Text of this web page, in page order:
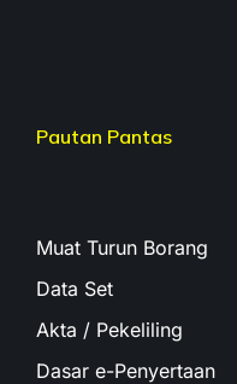
Pautan Pantas
Muat Turun Borang
Data Set
Akta / Pekeliling
Dasar e-Penyertaan